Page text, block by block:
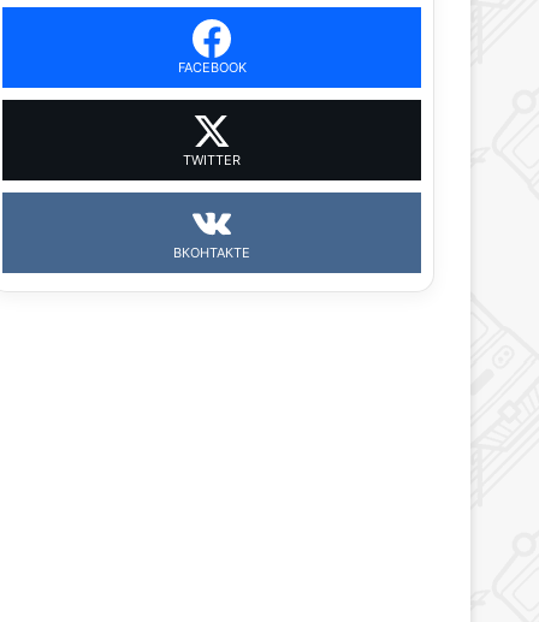
FACEBOOK
TWITTER
ВКОНТАКТЕ